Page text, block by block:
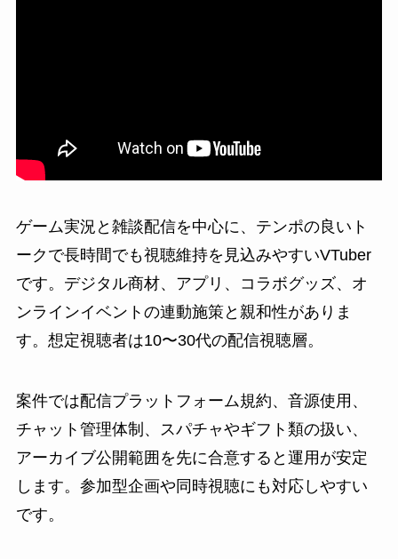
ゲーム実況と雑談配信を中心に、テンポの良いト
ークで長時間でも視聴維持を見込みやすいVTuber
です。デジタル商材、アプリ、コラボグッズ、オ
ンラインイベントの連動施策と親和性がありま
す。想定視聴者は10〜30代の配信視聴層。
案件では配信プラットフォーム規約、音源使用、
チャット管理体制、スパチャやギフト類の扱い、
アーカイブ公開範囲を先に合意すると運用が安定
します。参加型企画や同時視聴にも対応しやすい
です。